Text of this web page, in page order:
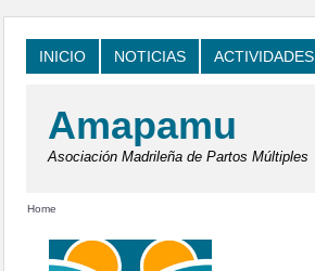
INICIO NOTICIAS ACTIVIDADES
Amapamu
Asociación Madrileña de Partos Múltiples
Home